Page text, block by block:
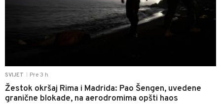
SVIJET Pre 3 h
Žestok okršaj Rima i Madrida: Pao Šengen, uvedene
granične blokade, na aerodromima opšti haos